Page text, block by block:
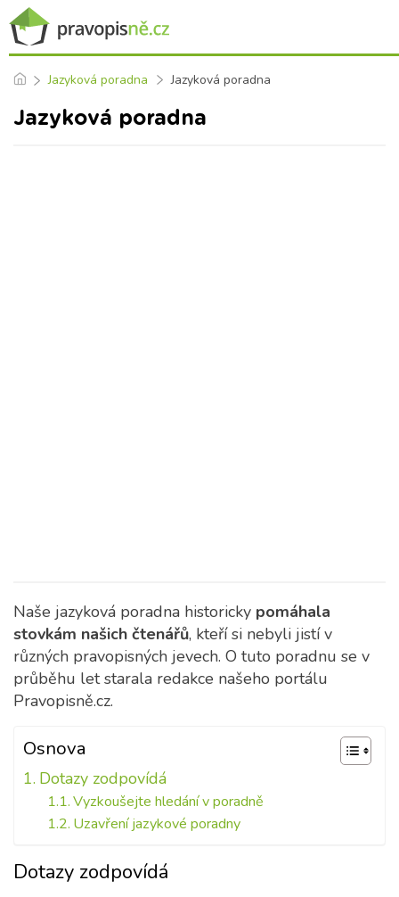
Jazyková poradna Jazyková poradna
Jazyková poradna
Naše jazyková poradna historicky pomáhala
stovkám našich čtenářů, kteří si nebyli jistí v
různých pravopisných jevech. O tuto poradnu se v
průběhu let starala redakce našeho portálu
Pravopisně.cz.
Osnova
Dotazy zodpovídá
Vyzkoušejte hledání v poradně
Uzavření jazykové poradny
Dotazy zodpovídá